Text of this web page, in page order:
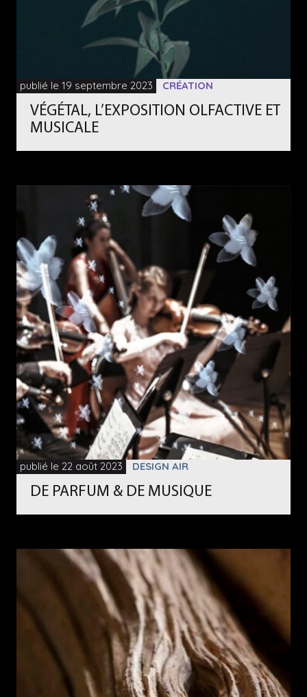
publié le 19 septembre 2023 CRÉATION
VÉGÉTAL, L’EXPOSITION OLFACTIVE ET
MUSICALE
publié le 22 août 2023 DESIGN AIR
DE PARFUM & DE MUSIQUE